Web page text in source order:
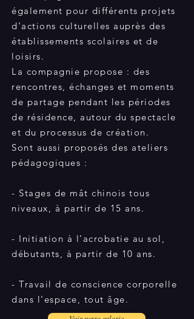
également pour différents projets
d’actions culturelles auprès des
établissements scolaires et de
loisirs.
La compagnie propose : des
rencontres, échanges et moments
de partage pendant les périodes
de résidence, autour du spectacle
et du processus de création.
Sont aussi proposés des ateliers
pédagogiques :
- Stages de mât chinois tous
niveaux, à partir de 15 ans.
- Initiation à l’acrobatie au sol,
débutants, à partir de 10 ans.
- Travail de conscience corporelle
dans l’espace, tout âge.